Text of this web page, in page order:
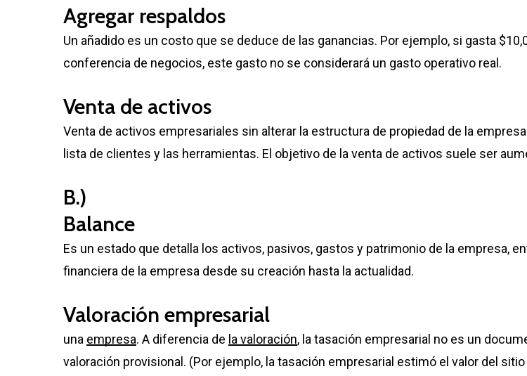
Agregar respaldos
Un añadido es un costo que se deduce de las ganancias. Por ejemplo, si gasta
conferencia de negocios, este gasto no se considerará un gasto operativo real.
Venta de activos
Venta de activos empresariales sin alterar la estructura de propiedad de la
lista de clientes y las herramientas. El objetivo de la venta de activos suele ser
B.)
Balance
Es un estado que detalla los activos, pasivos, gastos y patrimonio de la empresa,
financiera de la empresa desde su creación hasta la actualidad.
Valoración empresarial
una empresa. A diferencia de la valoración, la tasación empresarial no es un
valoración provisional. (Por ejemplo, la tasación empresarial estimó el valor del